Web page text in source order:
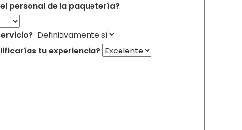
personal de la paquetería?
tu experiencia?